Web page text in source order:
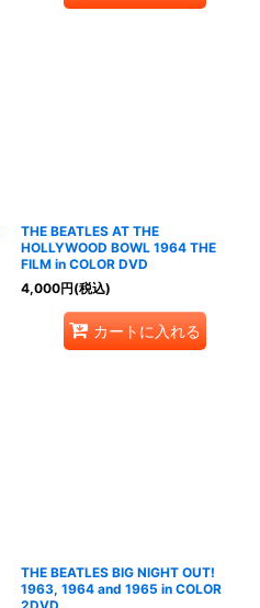
THE BEATLES AT THE
HOLLYWOOD BOWL 1964 THE
FILM in COLOR DVD
4,000円(税込)
カートに入れる
THE BEATLES BIG NIGHT OUT!
1963, 1964 and 1965 in COLOR